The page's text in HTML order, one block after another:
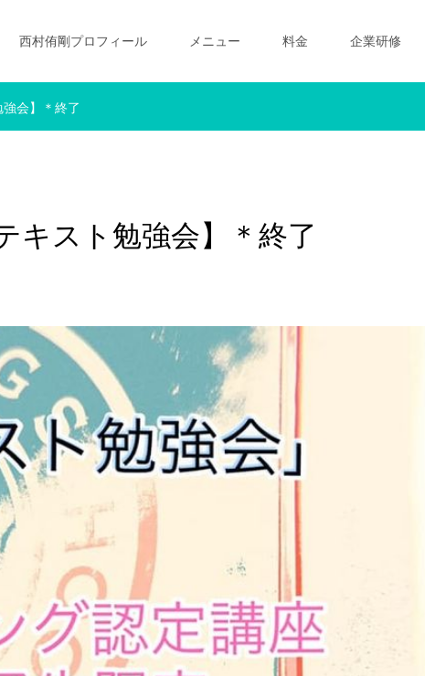
西村侑剛プロフィール メニュー 料金 企業研修
会】＊終了
キスト勉強会】＊終了